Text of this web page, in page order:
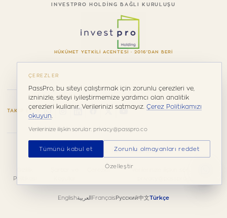
INVESTPRO HOLDING BAĞLI KURULUŞU
HÜKÜMET YETKILI ACENTESI · 2016'DAN BERI
TAKIP EDIN
© 2026 PassPro. Tüm hakları saklıdır.
Politikası
Çerezler
Verilerinize ilişkin sorular:
Englishالعربية FrançaisРусский中文Türkçe
ÇEREZLER
PassPro, bu siteyi çalıştırmak için zorunlu çerezleri ve,
izninizle, siteyi iyileştirmemize yardımcı olan analitik
çerezleri kullanır. Verilerinizi satmayız. Çerez Politikamızı
okuyun
Verilerinize ilişkin sorular: privacy@passpro.co
Tümünü kabul et Zorunlu olmayanları reddet
Özelleştir